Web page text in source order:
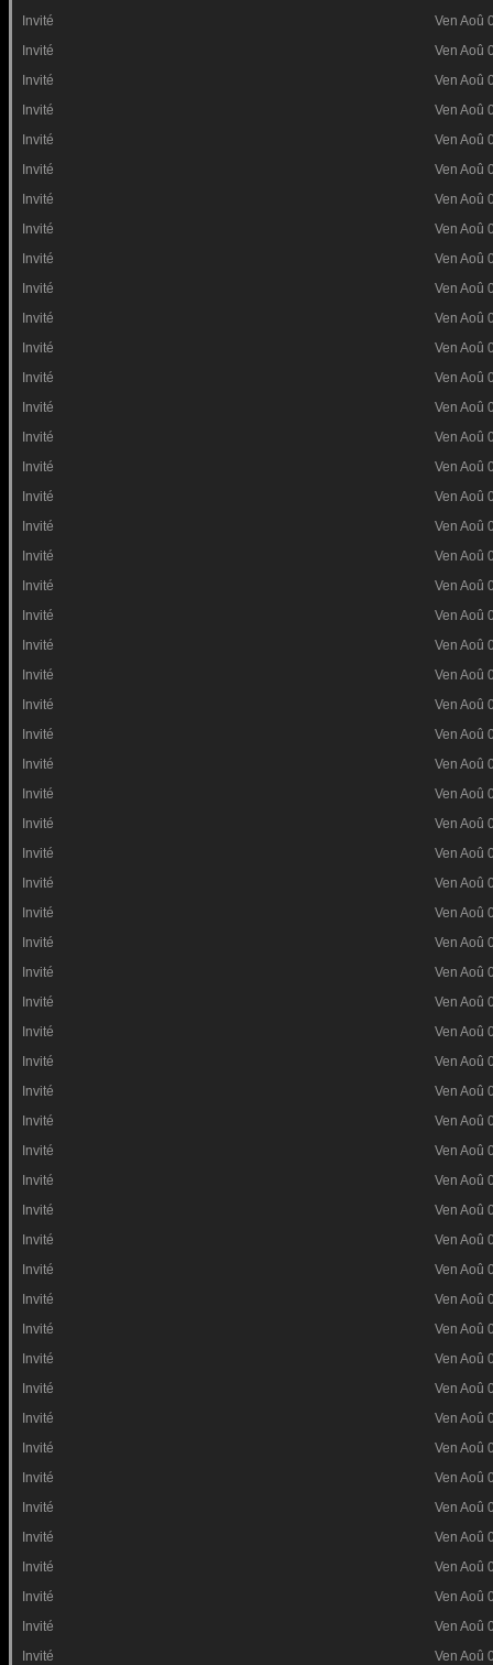
Invité
Ven Aoû
Invité
Ven Aoû
Invité
Ven Aoû
Invité
Ven Aoû
Invité
Ven Aoû
Invité
Ven Aoû
Invité
Ven Aoû
Invité
Ven Aoû
Invité
Ven Aoû
Invité
Ven Aoû
Invité
Ven Aoû
Invité
Ven Aoû
Invité
Ven Aoû
Invité
Ven Aoû
Invité
Ven Aoû
Invité
Ven Aoû
Invité
Ven Aoû
Invité
Ven Aoû
Invité
Ven Aoû
Invité
Ven Aoû
Invité
Ven Aoû
Invité
Ven Aoû
Invité
Ven Aoû
Invité
Ven Aoû
Invité
Ven Aoû
Invité
Ven Aoû
Invité
Ven Aoû
Invité
Ven Aoû
Invité
Ven Aoû
Invité
Ven Aoû
Invité
Ven Aoû
Invité
Ven Aoû
Invité
Ven Aoû
Invité
Ven Aoû
Invité
Ven Aoû
Invité
Ven Aoû
Invité
Ven Aoû
Invité
Ven Aoû
Invité
Ven Aoû
Invité
Ven Aoû
Invité
Ven Aoû
Invité
Ven Aoû
Invité
Ven Aoû
Invité
Ven Aoû
Invité
Ven Aoû
Invité
Ven Aoû
Invité
Ven Aoû
Invité
Ven Aoû
Invité
Ven Aoû
Invité
Ven Aoû
Invité
Ven Aoû
Invité
Ven Aoû
Invité
Ven Aoû
Invité
Ven Aoû
Invité
Ven Aoû
Invité
Ven Aoû